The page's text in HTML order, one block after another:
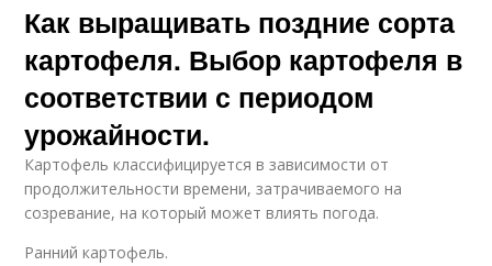
Как выращивать поздние сорта
картофеля. Выбор картофеля в
соответствии с периодом
урожайности.
Картофель классифицируется в зависимости от
продолжительности времени, затрачиваемого на
созревание, на который может влиять погода.
Ранний картофель.